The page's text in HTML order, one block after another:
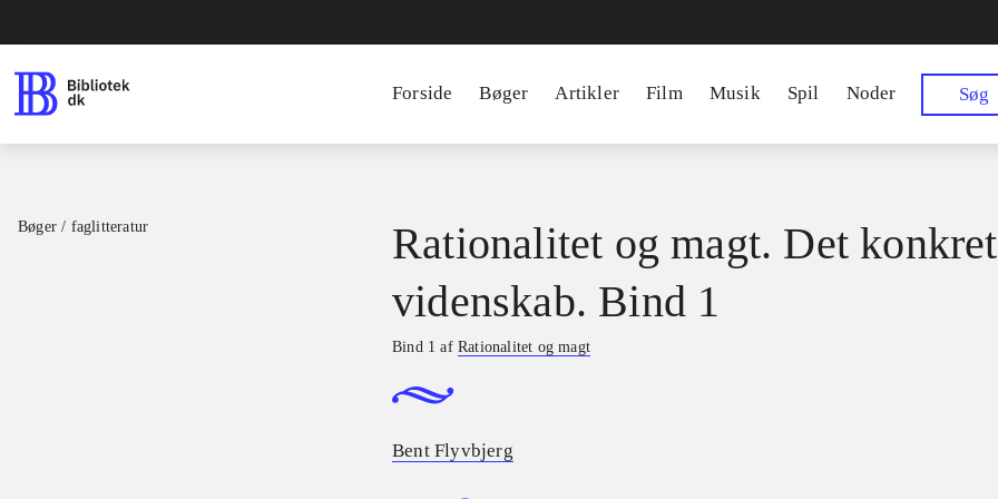
Forside Bøger Artikler Film Musik Spil Noder Søg
Bøger / faglitteratur
Rationalitet og magt. Det
videnskab. Bind 1
Bind 1 afRationalitet og magt
Bent Flyvbjerg